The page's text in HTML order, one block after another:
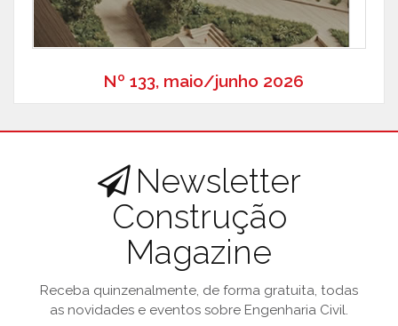
Nº 133, maio/junho 2026
Newsletter
Construção
Magazine
Receba quinzenalmente, de forma gratuita, todas
as novidades e eventos sobre Engenharia Civil.